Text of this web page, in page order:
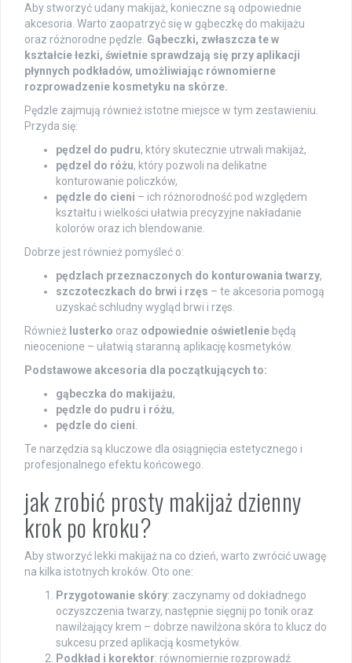
Aby stworzyć udany makijaż, konieczne są odpowiednie
akcesoria. Warto zaopatrzyć się w gąbeczkę do makijażu
oraz różnorodne pędzle. Gąbeczki, zwłaszcza te w
kształcie łezki, świetnie sprawdzają się przy aplikacji
płynnych podkładów, umożliwiając równomierne
rozprowadzenie kosmetyku na skórze.
Pędzle zajmują również istotne miejsce w tym zestawieniu.
Przyda się:
pędzel do pudru, który skutecznie utrwali makijaż,
pędzel do różu, który pozwoli na delikatne
konturowanie policzków,
pędzle do cieni – ich różnorodność pod względem
kształtu i wielkości ułatwia precyzyjne nakładanie
kolorów oraz ich blendowanie.
Dobrze jest również pomyśleć o:
pędzlach przeznaczonych do konturowania twarzy,
szczoteczkach do brwi i rzęs – te akcesoria pomogą
uzyskać schludny wygląd brwi i rzęs.
Również lusterko oraz odpowiednie oświetlenie będą
nieocenione – ułatwią staranną aplikację kosmetyków.
Podstawowe akcesoria dla początkujących to:
gąbeczka do makijażu,
pędzle do pudru i różu,
pędzle do cieni
Te narzędzia są kluczowe dla osiągnięcia estetycznego i
profesjonalnego efektu końcowego.
jak zrobić prosty makijaż dzienny
krok po kroku?
Aby stworzyć lekki makijaż na co dzień, warto zwrócić uwagę
na kilka istotnych kroków. Oto one:
Przygotowanie skóry: zaczynamy od dokładnego
oczyszczenia twarzy, następnie sięgnij po tonik oraz
nawilżający krem – dobrze nawilżona skóra to klucz do
sukcesu przed aplikacją kosmetyków.
Podkład i korektor: równomiernie rozprowadź